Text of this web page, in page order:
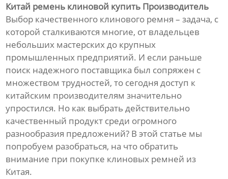
Китай ремень клиновой купить Производитель
Выбор качественного клинового ремня – задача, с
которой сталкиваются многие, от владельцев
небольших мастерских до крупных
промышленных предприятий. И если раньше
поиск надежного поставщика был сопряжен с
множеством трудностей, то сегодня доступ к
китайским производителям значительно
упростился. Но как выбрать действительно
качественный продукт среди огромного
разнообразия предложений? В этой статье мы
попробуем разобраться, на что обратить
внимание при покупке клиновых ремней из
Китая.